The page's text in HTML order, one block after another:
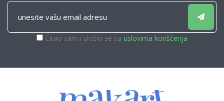
Čitao sam i složio se sa uslovima korišćenja